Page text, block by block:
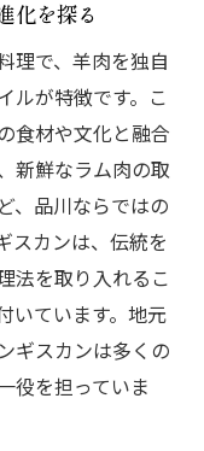
会後のおすす
ギスカンのお
店を訪れる
区の名店
ギスカンスポ
化を探る
理で、羊肉を独自
ルが特徴です。こ
食材や文化と融合
新鮮なラム肉の取
、品川ならではの
スカンは、伝統を
法を取り入れるこ
いています。地元
ギスカンは多くの
役を担っていま